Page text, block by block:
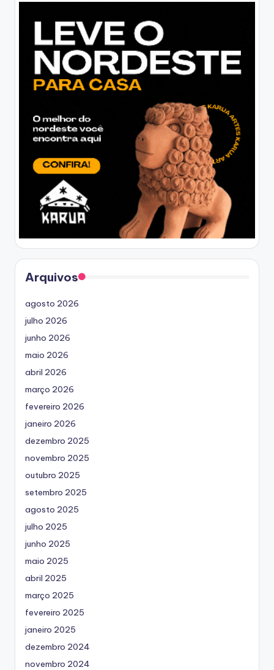
Arquivos
agosto 2026
julho 2026
junho 2026
maio 2026
abril 2026
março 2026
fevereiro 2026
janeiro 2026
dezembro 2025
novembro 2025
outubro 2025
setembro 2025
agosto 2025
julho 2025
junho 2025
maio 2025
abril 2025
março 2025
fevereiro 2025
janeiro 2025
dezembro 2024
novembro 2024